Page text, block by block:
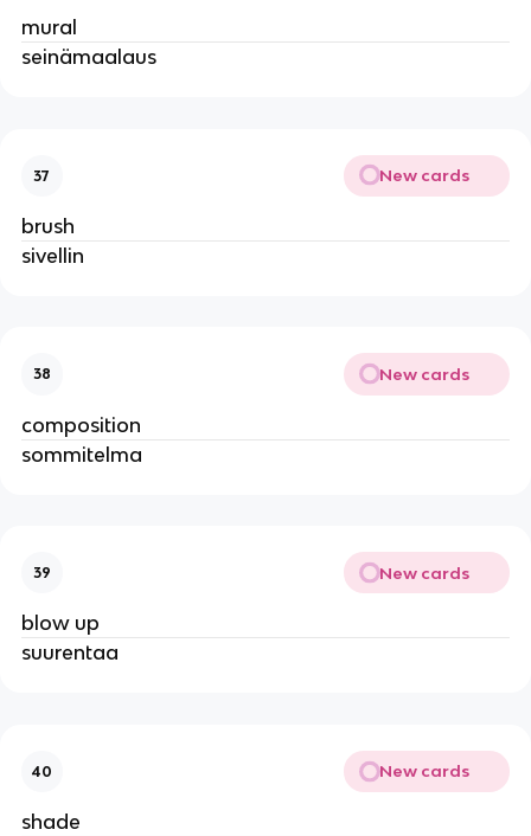
mural
seinämaalaus
37 New cards
brush
sivellin
38 New cards
composition
sommitelma
39 New cards
blow up
suurentaa
40 New cards
shade